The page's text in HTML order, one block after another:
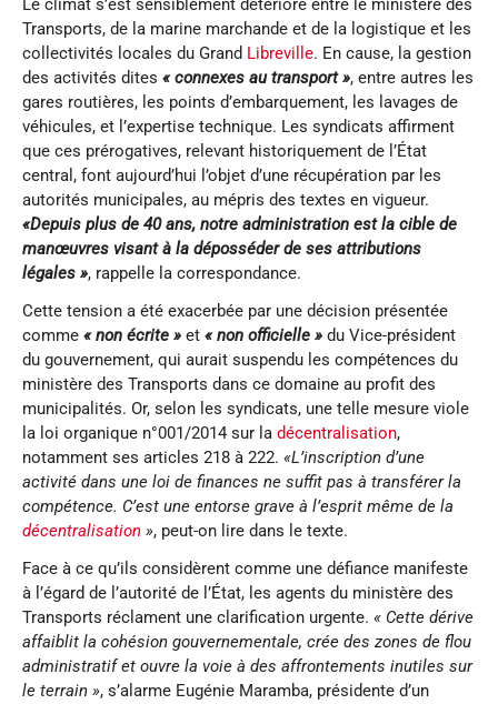
Le climat s’est sensiblement détérioré entre le ministère des
Transports, de la marine marchande et de la logistique et les
collectivités locales du Grand Libreville. En cause, la gestion
des activités dites « connexes au transport », entre autres les
gares routières, les points d’embarquement, les lavages de
véhicules, et l’expertise technique. Les syndicats affirment
que ces prérogatives, relevant historiquement de l’État
central, font aujourd’hui l’objet d’une récupération par les
autorités municipales, au mépris des textes en vigueur.
«Depuis plus de 40 ans, notre administration est la cible de
manœuvres visant à la déposséder de ses attributions
légales », rappelle la correspondance.
Cette tension a été exacerbée par une décision présentée
comme « non écrite » et « non officielle » du Vice-président
du gouvernement, qui aurait suspendu les compétences du
ministère des Transports dans ce domaine au profit des
municipalités. Or, selon les syndicats, une telle mesure viole
la loi organique n°001/2014 sur la décentralisation,
notamment ses articles 218 à 222. «L’inscription d’une
activité dans une loi de finances ne suffit pas à transférer la
compétence. C’est une entorse grave à l’esprit même de la
décentralisation », peut-on lire dans le texte.
Face à ce qu’ils considèrent comme une défiance manifeste
à l’égard de l’autorité de l’État, les agents du ministère des
Transports réclament une clarification urgente. « Cette dérive
affaiblit la cohésion gouvernementale, crée des zones de flou
administratif et ouvre la voie à des affrontements inutiles sur
le terrain », s’alarme Eugénie Maramba, présidente d’un